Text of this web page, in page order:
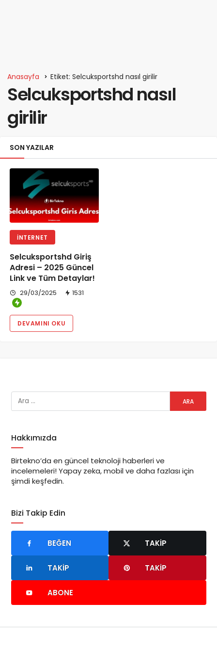
Anasayfa Etiket: Selcuksportshd nasıl girilir
Selcuksportshd nasıl
girilir
SON YAZILAR
İNTERNET
Selcuksportshd Giriş
Adresi – 2025 Güncel
Link ve Tüm Detaylar!
29/03/2025 1531
DEVAMINI OKU
Hakkımızda
Birtekno’da en güncel teknoloji haberleri ve
incelemeleri! Yapay zeka, mobil ve daha fazlası için
şimdi keşfedin.
Bizi Takip Edin
BEĞEN TAKIP
TAKIP TAKIP
ABONE